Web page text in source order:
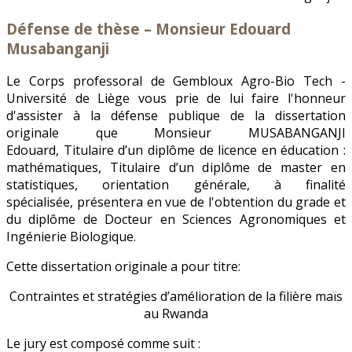
Défense de thèse – Monsieur Edouard
Musabanganji
Le Corps professoral de Gembloux Agro-Bio Tech -
Université de Liège vous prie de lui faire l'honneur
d'assister à la défense publique de la dissertation
originale que Monsieur MUSABANGANJI
Edouard, Titulaire d’un diplôme de licence en éducation :
mathématiques, Titulaire d’un diplôme de master en
statistiques, orientation générale, à finalité
spécialisée, présentera en vue de l'obtention du grade et
du diplôme de Docteur en Sciences Agronomiques et
Ingénierie Biologique.
Cette dissertation originale a pour titre:
Contraintes et stratégies d’amélioration de la filière maïs
au Rwanda
Le jury est composé comme suit :